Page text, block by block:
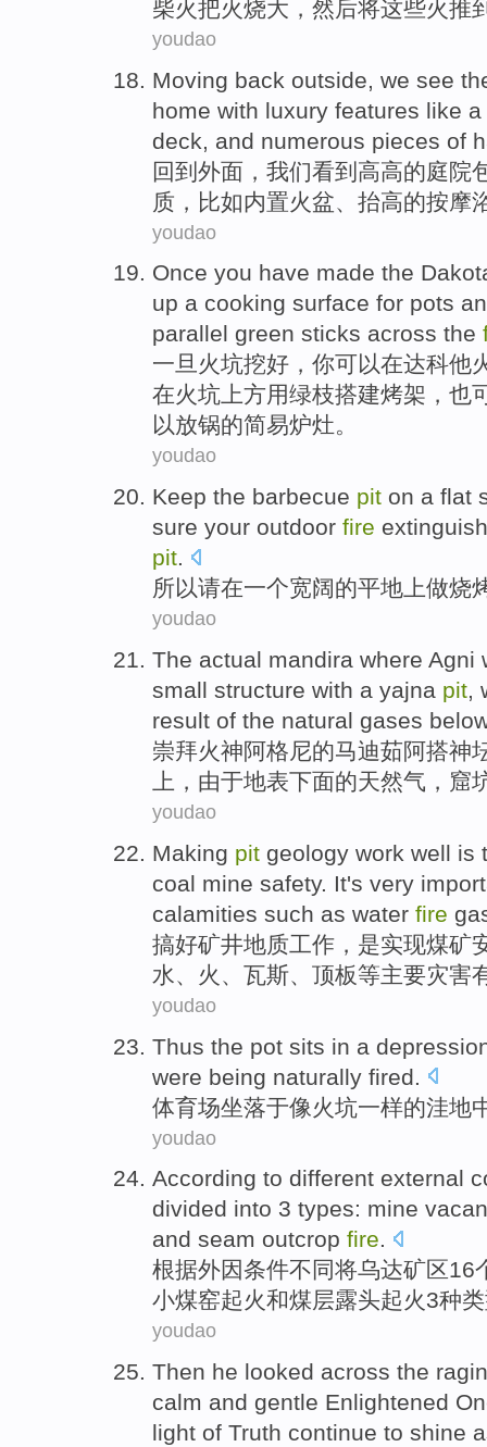
柴火把火烧大， 然后将这些火推
youdao
Moving back outside we see
home with luxury features like a
deck
and numerous pieces of
回到外面 ， 我们看到高高的庭院
质， 比如内置火盆、 抬高的按摩
youdao
Once you have made the
up a cooking surface for pots
parallel green sticks across the
一旦 火坑挖好， 你可以在达科他
在火坑上方用绿枝搭建烤架 ，也
以放锅的简易炉灶。
youdao
Keep the barbecue pit on a flat
sure your outdoor fire
pit.
所以请在一个宽阔的平地 上做烧
youdao
The actual mandira where Agni
small structure with a yajna pit,
result of the natural gases
崇拜火神阿格尼的马迪茹阿搭神
上， 由于地表下面的天然气 ，窟
youdao
Making pit geology work well is
coal mine safety. It's very
calamities such as water fire
搞好矿井地质工作 ， 是实现煤矿
水、 火 、 瓦斯、 顶板等主要灾害
youdao
Thus the pot sits in a
were being naturally fired
体育场坐落于像火坑一样的洼地
youdao
According to different external
divided into 3 types: mine
and seam outcrop fire.
根据外因条件不同将乌达矿区16
小煤窑起火和煤层露头起火3种
youdao
Then he looked across the
calm and gentle Enlightened
light of Truth continue to shine